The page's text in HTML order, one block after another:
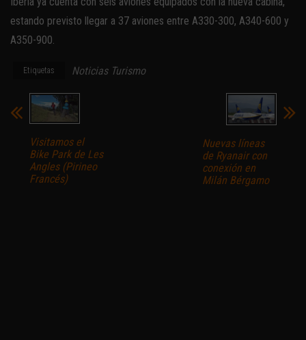
estando previsto llegar a 37 aviones entre A330-300, A340-600 y
A350-900.
Etiquetas Noticias Turismo
Visitamos el
Bike Park de Les
Angles (Pirineo
Francés)
Nuevas líneas
de Ryanair con
conexión en
Milán Bérgamo